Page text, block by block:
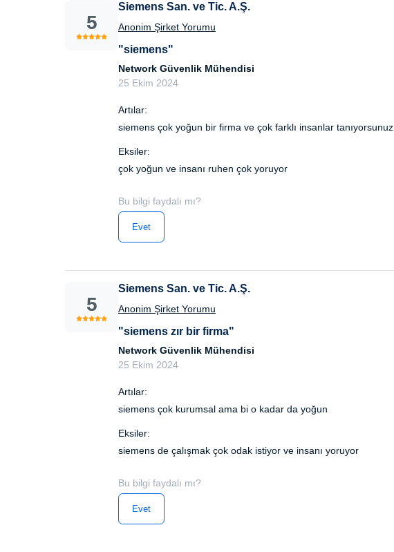
5
Siemens San. ve Tic. A.Ş.
Anonim Şirket Yorumu
"siemens"
Network Güvenlik Mühendisi
25 Ekim 2024
Artılar:
siemens çok yoğun bir firma ve çok farklı insanlar tanıyorsunuz
Eksiler:
çok yoğun ve insanı ruhen çok yoruyor
Bu bilgi faydalı mı?
Evet
5
Siemens San. ve Tic. A.Ş.
Anonim Şirket Yorumu
"siemens zır bir firma"
Network Güvenlik Mühendisi
25 Ekim 2024
Artılar:
siemens çok kurumsal ama bi o kadar da yoğun
Eksiler:
siemens de çalışmak çok odak istiyor ve insanı yoruyor
Bu bilgi faydalı mı?
Evet